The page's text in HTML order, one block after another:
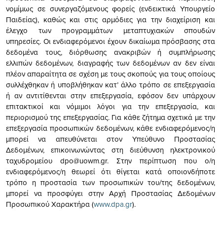
νομίμως σε συνεργαζόμενους φορείς (ενδεικτικά Υπουργείο
Παιδείας), καθώς και στις αρμόδιες για την διαχείριση και
έλεγχο των προγραμμάτων μεταπτυχιακών σπουδών
υπηρεσίες. Οι ενδιαφερόμενοι έχουν δικαίωμα πρόσβασης στα
δεδομένα τους, διόρθωσης ανακριβών ή συμπλήρωσης
ελλιπών δεδομένων, διαγραφής των δεδομένων αν δεν είναι
πλέον απαραίτητα σε σχέση με τους σκοπούς για τους οποίους
συλλέχθηκαν ή υποβλήθηκαν κατ’ άλλο τρόπο σε επεξεργασία
ή αν αντιτίθενται στην επεξεργασία, εφόσον δεν υπάρχουν
επιτακτικοί και νόμιμοι λόγοι για την επεξεργασία, και
περιορισμού της επεξεργασίας. Για κάθε ζήτημα σχετικά με την
επεξεργασία προσωπικών δεδομένων, κάθε ενδιαφερόμενος/η
μπορεί να απευθύνεται στον Υπεύθυνο Προστασίας
Δεδομένων, επικοινωνώντας στη διεύθυνση ηλεκτρονικού
ταχυδρομείου dpo@uowm.gr. Στην περίπτωση που ο/η
ενδιαφερόμενος/η θεωρεί ότι θίγεται κατά οποιονδήποτε
τρόπο η προστασία των προσωπικών του/της δεδομένων,
μπορεί να προσφύγει στην Αρχή Προστασίας Δεδομένων
Προσωπικού Χαρακτήρα (www.dpa.gr).